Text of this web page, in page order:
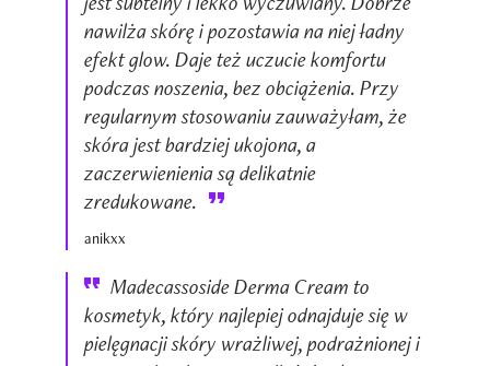
nawilża skórę i pozostawia na niej ładny
efekt glow. Daje też uczucie komfortu
podczas noszenia, bez obciążenia. Przy
regularnym stosowaniu zauważyłam, że
skóra jest bardziej ukojona, a
zaczerwienienia są delikatnie
zredukowane.
anikxx
Madecassoside Derma Cream to
kosmetyk, który najlepiej odnajduje się w
pielęgnacji skóry wrażliwej, podrażnionej i